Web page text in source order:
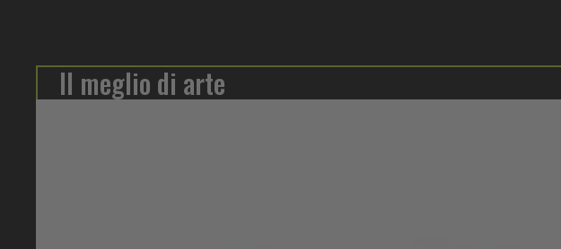
Il meglio di arte